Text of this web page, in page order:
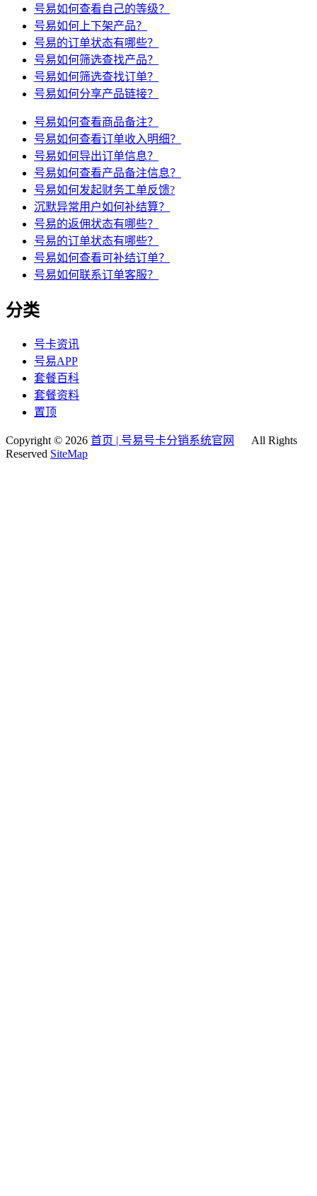
号易如何查看自己的等级？
号易如何上下架产品？
号易的订单状态有哪些？
号易如何筛选查找产品？
号易如何筛选查找订单？
号易如何分享产品链接？
号易如何查看商品备注？
号易如何查看订单收入明细？
号易如何导出订单信息？
号易如何查看产品备注信息？
号易如何发起财务工单反馈?
沉默异常用户如何补结算？
号易的返佣状态有哪些？
号易的订单状态有哪些？
号易如何查看可补结订单？
号易如何联系订单客服？
分类
号卡资讯
号易APP
套餐百科
套餐资料
置顶
Copyright © 2026 首页 | 号易号卡分销系统官网
All Rights
Reserved SiteMap